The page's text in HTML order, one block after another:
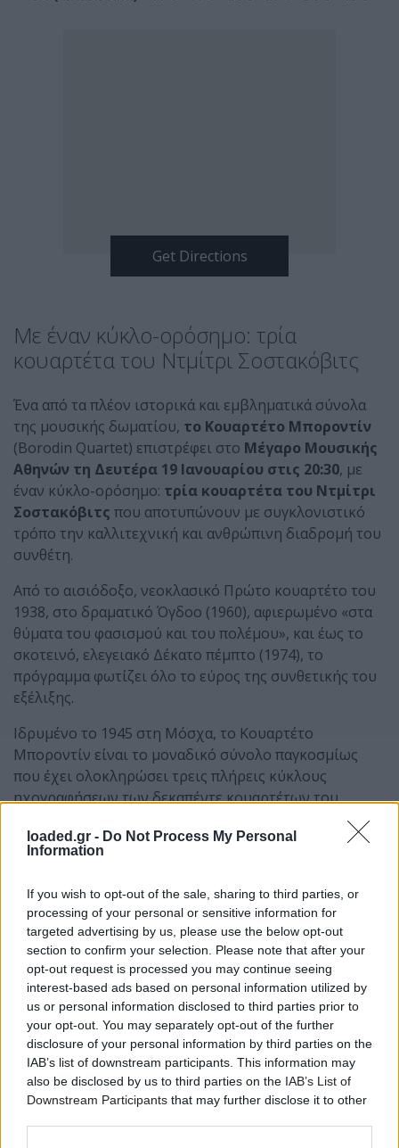
loaded.gr - Do Not Process My Personal
Information
If you wish to opt-out of the sale, sharing to third parties, or
processing of your personal or sensitive information for
targeted advertising by us, please use the below opt-out
section to confirm your selection. Please note that after your
opt-out request is processed you may continue seeing
interest-based ads based on personal information utilized by
us or personal information disclosed to third parties prior to
your opt-out. You may separately opt-out of the further
disclosure of your personal information by third parties on the
IAB’s list of downstream participants. This information may
also be disclosed by us to third parties on the IAB’s List of
Downstream Participants that may further disclose it to other
Με έναν κύκλο-ορόσημο: τρία
κουαρτέτα του Ντμίτρι Σοστακόβιτς
Ένα από τα πλέον ιστορικά και εμβληματικά σύνολα
της μουσικής δωματίου, το Κουαρτέτο Μποροντίν
(Borodin Quartet) επιστρέφει στο Μέγαρο Μουσικής
Αθηνών τη Δευτέρα 19 Ιανουαρίου στις 20:30, με
έναν κύκλο-ορόσημο: τρία κουαρτέτα του Ντμίτρι
Σοστακόβιτς που αποτυπώνουν με συγκλονιστικό
τρόπο την καλλιτεχνική και ανθρώπινη διαδρομή του
συνθέτη.
Από το αισιόδοξο, νεοκλασικό Πρώτο κουαρτέτο του
1938, στο δραματικό Όγδοο (1960), αφιερωμένο «στα
θύματα του φασισμού και του πολέμου», και έως το
σκοτεινό, ελεγειακό Δέκατο πέμπτο (1974), το
πρόγραμμα φωτίζει όλο το εύρος της συνθετικής του
εξέλιξης.
Ιδρυμένο το 1945 στη Μόσχα, το Κουαρτέτο
Μποροντίν είναι το μοναδικό σύνολο παγκοσμίως
που έχει ολοκληρώσει τρεις πλήρεις κύκλους
ηχογραφήσεων των δεκαπέντε κουαρτέτων του
συνεργασία με τον ίδιο τον συνθέτη. Την ανεκτίμητη
αυτή ερμηνευτική κληρονομιά μεταφέρουν από γενιά
παρουσιάζοντας, στο πλαίσιο παγκόσμιας περιοδείας
το 2025–26 (με αφορμή τη συμπλήρωση 50 χρόνων
από τον θάνατο του Σοστακόβιτς), έναν από τους
σημαντικότερους κύκλους μουσικής δωματίου του
20ού αιώνα.